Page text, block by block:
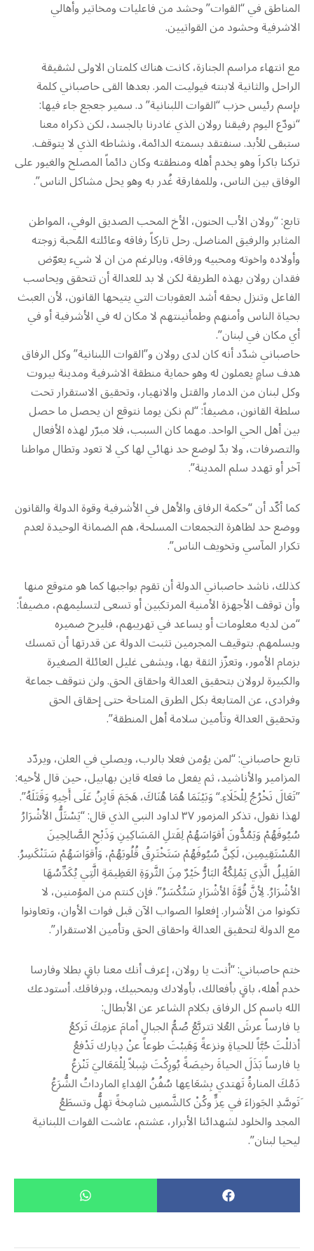
المناطق في “القوات” وحشد من فاعليات ومخاتير وأهالي
الاشرفية وحشود من القواتيين.
مع انتهاء مراسم الجنازة، كانت هناك كلمتان الاولى لشقيقة
الراحل والثانية لابنته فيوليت المر. بعدها القى حاصباني كلمة
بإسم رئيس حزب “القوات اللبنانية” د. سمير جعجع جاء فيها:
“نودّع اليوم رفيقنا رولان الذي غادرنا بالجسد، لكن ذكراه معنا
ستبقى للأبد. سنفتقد بسمته الدائمة، ونشاطه الذي لا يتوقف.
تركنا باكراَ وهو يخدم أهله ومنطقته وكان دائماً المصلح والغيور على
الوفاق بين الناس، وللمفارقة غُدر به وهو يحل مشاكل الناس”.
تابع: “رولان الأب الحنون، الأخ المحب الصديق الوفي، المواطن
المثابر والرفيق المناضل. رحل تاركاً رفاقه وعائلته المُحبة زوجته
وأولاده واخوته ومحبيه ورفاقه، وبالرغم من ان لا شيء يعوّض
فقدان رولان بهذه الطريقة لكن لا بد للعدالة أن تتحقق ويحاسب
الفاعل وتنزل بحقه أشد العقوبات التي يتيحها القانون، لأن العبث
بحياة الناس وأمنهم وطمأنينتهم لا مكان له في الأشرفية أو في
أي مكان في لبنان”.
حاصباني شدّد أنه كان لدى رولان و”القوات اللبنانية” وكل الرفاق
هدف سامٍ يعملون له وهو حماية منطقة الاشرفية ومدينة بيروت
وكل لبنان من الدمار والقتل والانهيار، وتحقيق الاستقرار تحت
سلطة القانون، مضيفاً: “لم نكن يوما نتوقع ان يحصل ما حصل
بين أهل الحي الواحد. مهما كان السبب، فلا مبرّر لهذه الأفعال
والتصرفات، ولا بدّ لوضع حد نهائي لها كي لا تعود وتطال مواطنا
آخر أو تهدد سلم المدينة”.
كما أكّد أن “حكمة الرفاق والأهل في الأشرفية وقوة الدولة والقانون
ووضع حد لظاهرة التجمعات المسلحة، هم الضمانة الوحيدة لعدم
تكرار المآسي وتخويف الناس”.
كذلك، ناشد حاصباني الدولة أن تقوم بواجبها كما هو متوقع منها
وأن توقف الأجهزة الأمنية المرتكبين أو تسعى لتسليمهم، مضيفاً:
“من لديه معلومات أو يساعد في تهريبهم، فليرح ضميره
ويسلمهم. بتوقيف المجرمين تثبت الدولة عن قدرتها أن تمسك
بزمام الأمور، وتعزّز الثقة بها، ويشفى غليل العائلة الصغيرة
والكبيرة لرولان بتحقيق العدالة واحقاق الحق. ولن نتوقف جماعة
وفرادى، عن المتابعة بكل الطرق المتاحة حتى إحقاق الحق
وتحقيق العدالة وتأمين سلامة أهل المنطقة”.
تابع حاصباني: “لمن يؤمن فعلا بالرب، ويصلي في العلن، ويردّد
المزامير والأناشيد، ثم يفعل ما فعله قاين بهابيل، حين قال لأخيه:
”تَعَالَ نَخْرُجُ لِلْخَلَاءِ.“ وَبَيْنَمَا هُمَا هُنَاكَ، هَجَمَ قَايِنُ عَلَى أَخِيهِ وَقَتَلَهُ”.
لهذا نقول، تذكر المزمور ٣٧ لداود النبي الذي قال: “يَسْتَلُّ الأشْرَارُ
سُيُوفَهُمْ وَيَمُدُّونَ أقوَاسَهُمْ لِقَتلِ المَسَاكِينِ وَذَبْحِ الصَّالِحِينَ
المُسْتَقِيمِين، لَكِنَّ سُيُوفَهُمْ سَتَخْتَرِقُ قُلُوبَهُمْ، وَأقوَاسَهُمْ سَتَنْكَسِرُ.
القَلِيلُ الَّذِي يَمْلِكُهُ البَارُّ خَيْرٌ مِنَ الثَّروَةِ العَظِيمَةِ الَّتِي يُكَدِّسُهَا
الأشْرَارُ. لِأنَّ قُوَّةَ الأشْرَارِ سَتُكْسَرُ”. فإن كنتم من المؤمنين، لا
تكونوا من الأشرار. إفعلوا الصواب الآن قبل فوات الأوان، وتعاونوا
مع الدولة لتحقيق العدالة واحقاق الحق وتأمين الاستقرار”.
ختم حاصباني: “أنت يا رولان، إعرف أنك معنا باقٍ بطلا وفارسا
خدم أهله، باقٍ بأفعالك، بأولادك وبمحبيك، وبرفاقك. أستودعك
الله باسم كل الرفاق بكلام الشاعر عن الأبطال:
يا فارساً عرشَ العُلا تتربَّعُ صُمُّ الجبالِ أمامَ عزمِكَ تَركعُ
أذللْتَ حُبَّاً للحياةِ ونزعةً وَهَببْتَ طوعاً عنْ دِيارك تَدْفعُ
يا فارساً بَذَلَ الحياةَ رخيصَةً بُورِكْتَ شِبلاً لِلْمَعَاليَ تَنْزعُ
دَمُكَ المنارةُ تَهتدي بِشعَاعِها سُفُنُ الفِداءِ المارداتُ الشُّرَعُ
َتَوسَّدِ الجَوزاءَ في عِزٍّ وكُنْ كالشَّمسِ شامِخةً تهِلُّ وتسطَعُ
المجد والخلود لشهدائنا الأبرار، عشتم، عاشت القوات اللبنانية
ليحيا لبنان”.